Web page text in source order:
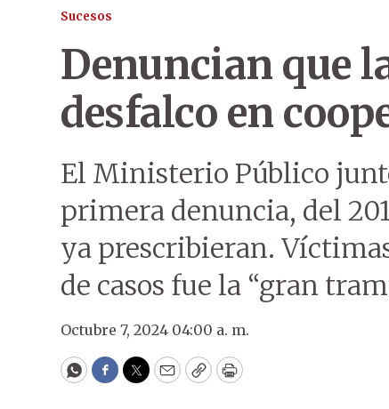
Sucesos
Denuncian que
desfalco en
El Ministerio Público
primera denuncia, del
ya prescribieran.
de casos fue la “gran
Octubre 7, 2024 04:00 a. m.
WhatsApp
Facebook
Twitter
EmailCopyPrint